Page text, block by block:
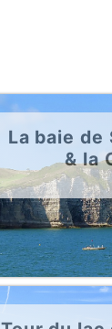
La baie de
& la